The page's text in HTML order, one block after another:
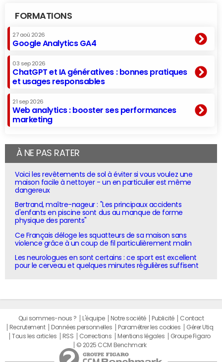
FORMATIONS
27 aoû 2026
Google Analytics GA4
03 sep 2026
ChatGPT et IA génératives : bonnes pratiques
et usages responsables
21 sep 2026
Web analytics : booster ses performances
marketing
À NE PAS RATER
Voici les revêtements de sol à éviter si vous voulez une
maison facile à nettoyer - un en particulier est même
dangereux
Bertrand, maître-nageur : "Les principaux accidents
d'enfants en piscine sont dus au manque de forme
physique des parents"
Ce Français déloge les squatteurs de sa maison sans
violence grâce à un coup de fil particulièrement malin
Les neurologues en sont certains : ce sport est excellent
pour le cerveau et quelques minutes régulières suffisent
Qui sommes-nous ? L'équipe Notre société Publicité
Contact
Recrutement
Données personnelles Paramétrer les cookies
Gérer Utiq
Tous les articles
RSS Corrections Mentions légales
Groupe Figaro
© 2025 CCM Benchmark